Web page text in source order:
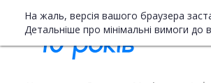
На жаль, версія вашого браузера
Детальніше про мінімальні вимоги до